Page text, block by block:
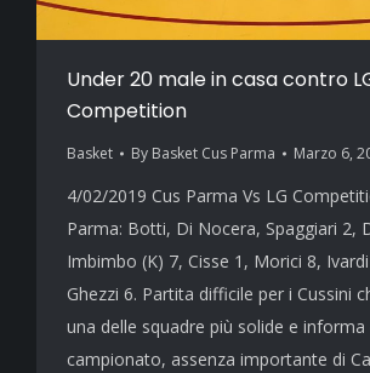
Under 20 male in casa contro
Competition
Basket By Basket Cus Parma Marzo 6,
4/02/2019 Cus Parma Vs LG
Parma: Botti, Di Nocera, Spaggiari 2,
Imbimbo (K) 7, Cisse 1, Morici 8,
Ghezzi 6. Partita difficile per i Cussini
una delle squadre più solide e informa
campionato, assenza importante di